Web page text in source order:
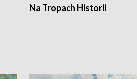
Na Tropach Historii